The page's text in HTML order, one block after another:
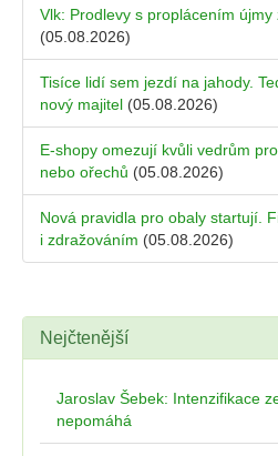
Vlk: Prodlevy s proplácením
(05.08.2026)
Tisíce lidí sem jezdí na jahody.
nový majitel (05.08.2026)
E-shopy omezují kvůli vedrům
nebo ořechů (05.08.2026)
Nová pravidla pro obaly startují.
i zdražováním (05.08.2026)
Nejčtenější
Jaroslav Šebek: Intenzifikace
nepomáhá